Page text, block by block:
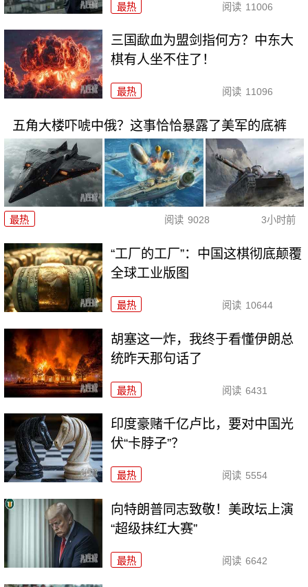
最热 阅读 11006
三国歃血为盟剑指何方？中东大
棋有人坐不住了！
最热 阅读 11096
五角大楼吓唬中俄？这事恰恰暴露了美军的底裤
最热 阅读 9028 3小时前
“工厂的工厂”：中国这棋彻底颠覆
全球工业版图
最热 阅读 10644
胡塞这一炸，我终于看懂伊朗总
统昨天那句话了
最热 阅读 6431
印度豪赌千亿卢比，要对中国光
伏“卡脖子”？
最热 阅读 5554
向特朗普同志致敬！美政坛上演
“超级抹红大赛”
最热 阅读 6642